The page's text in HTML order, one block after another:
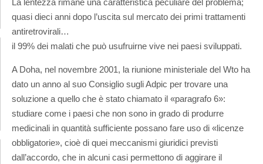
La lentezza rimane una caratteristica peculiare del problema;
quasi dieci anni dopo l’uscita sul mercato dei primi trattamenti
antiretrovirali…
il 99% dei malati che può usufruirne vive nei paesi sviluppati.
A Doha, nel novembre 2001, la riunione ministeriale del Wto ha
dato un anno al suo Consiglio sugli Adpic per trovare una
soluzione a quello che è stato chiamato il «paragrafo 6»:
studiare come i paesi che non sono in grado di produrre
medicinali in quantità sufficiente possano fare uso di «licenze
obbligatorie», cioè di quei meccanismi giuridici previsti
dall’accordo, che in alcuni casi permettono di aggirare il